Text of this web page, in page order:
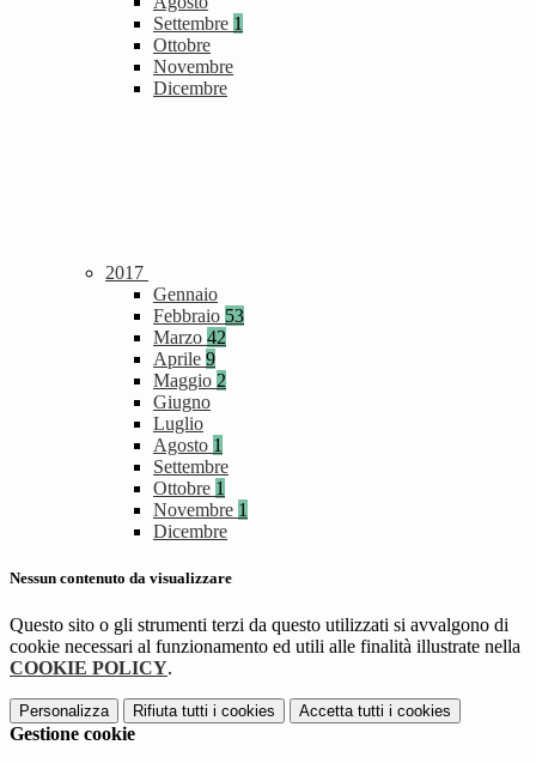
Settembre 1
Ottobre
Novembre
Dicembre
2017
Gennaio
Febbraio 53
Marzo 42
Aprile 9
Maggio 2
Giugno
Luglio
Agosto 1
Settembre
Ottobre 1
Novembre 1
Dicembre
Nessun contenuto da visualizzare
Questo sito o gli strumenti terzi da questo utilizzati si avvalgono di
cookie necessari al funzionamento ed utili alle finalità illustrate nella
COOKIE POLICY.
Personalizza Rifiuta tutti i cookies Accetta tutti i cookies
Gestione cookie